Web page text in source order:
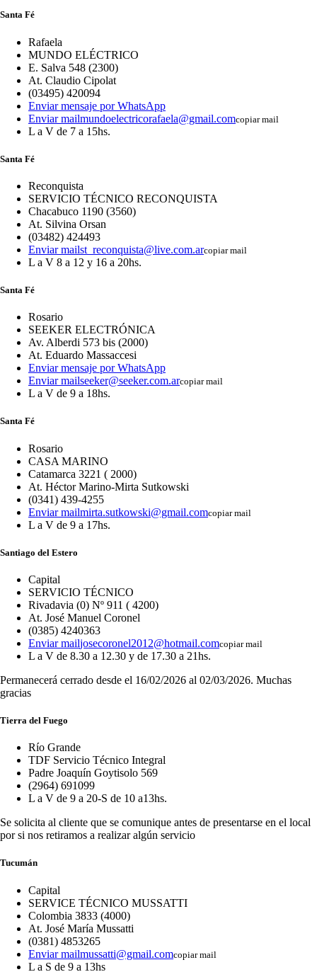
Santa Fé
Rafaela
MUNDO ELÉCTRICO
E. Salva 548 (2300)
At. Claudio Cipolat
(03495) 420094
Enviar mensaje por WhatsApp
Enviar mailmundoelectricorafaela@gmail.comcopiar mail
L a V de 7 a 15hs.
Santa Fé
Reconquista
SERVICIO TÉCNICO RECONQUISTA
Chacabuco 1190 (3560)
At. Silvina Orsan
(03482) 424493
Enviar mailst_reconquista@live.com.arcopiar mail
L a V 8 a 12 y 16 a 20hs.
Santa Fé
Rosario
SEEKER ELECTRÓNICA
Av. Alberdi 573 bis (2000)
At. Eduardo Massaccesi
Enviar mensaje por WhatsApp
Enviar mailseeker@seeker.com.arcopiar mail
L a V de 9 a 18hs.
Santa Fé
Rosario
CASA MARINO
Catamarca 3221 ( 2000)
At. Héctor Marino-Mirta Sutkowski
(0341) 439-4255
Enviar mailmirta.sutkowski@gmail.comcopiar mail
L a V de 9 a 17hs.
Santiago del Estero
Capital
SERVICIO TÉCNICO
Rivadavia (0) Nº 911 ( 4200)
At. José Manuel Coronel
(0385) 4240363
Enviar mailjosecoronel2012@hotmail.comcopiar mail
L a V de 8.30 a 12.30 y de 17.30 a 21hs.
Permanecerá cerrado desde el 16/02/2026 al 02/03/2026. Muchas
gracias
Tierra del Fuego
Río Grande
TDF Servicio Técnico Integral
Padre Joaquín Goytisolo 569
(2964) 691099
L a V de 9 a 20-S de 10 a13hs.
Se solicita al cliente que se comunique antes de presentarse en el local
por si nos retiramos a realizar algún servicio
Tucumán
Capital
SERVICE TÉCNICO MUSSATTI
Colombia 3833 (4000)
At. José María Mussatti
(0381) 4853265
Enviar mailmussatti@gmail.comcopiar mail
L a S de 9 a 13hs